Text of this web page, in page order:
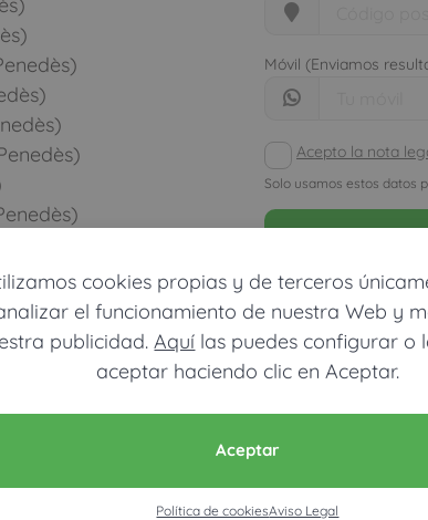
cookies propias y de terceros
el funcionamiento de nuestra Web y
publicidad.Aquí las puedes configurar o
aceptar haciendo clic en Aceptar.
Aceptar
Política de cookiesAviso Legal
Penedès)
Penedès)
Móvil (Enviamos
Acepto la nota
Solo usamos estos datos